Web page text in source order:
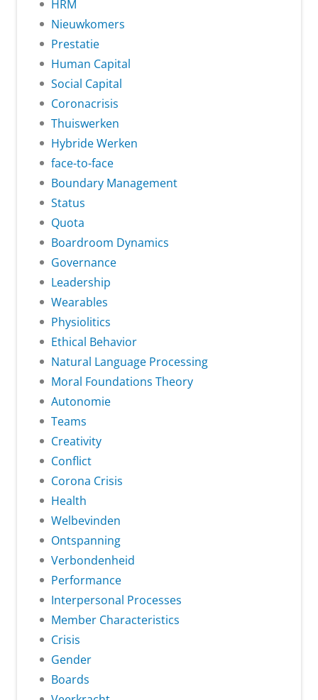
HRM
Nieuwkomers
Prestatie
Human Capital
Social Capital
Coronacrisis
Thuiswerken
Hybride Werken
face-to-face
Boundary Management
Status
Quota
Boardroom Dynamics
Governance
Leadership
Wearables
Physiolitics
Ethical Behavior
Natural Language Processing
Moral Foundations Theory
Autonomie
Teams
Creativity
Conflict
Corona Crisis
Health
Welbevinden
Ontspanning
Verbondenheid
Performance
Interpersonal Processes
Member Characteristics
Crisis
Gender
Boards